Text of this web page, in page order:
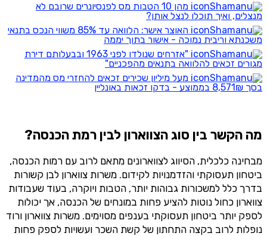
מהן 10 הטבות מס לפנסיונרים שרובם לא
מנצלים, ואיך תוכלו לנצל אותן?
האוצר אישר: הלוואה עד 85% משווי הנכס בתנאי
משכנתא וריבית נמוכה - אישור בתוך יממה
"אזרחים שנולדו לפני 1963 ובבעלותם דירת
מגורים זכאים להלוואה בתנאים מהפכניים"
מעל מיליון שכירים זכאים להחזרי מס מהמדינה
בסך 8,571₪ בממוצע - בדקו זכאות באונליין
מה הקשר בין סוג הצווארון לבין רמת הכנסה?
מבחינה כלכלית, הסיווג לצווארונים מתאם לרוב עם רמות הכנסה,
ביטחון תעסוקתי והזדמנויות לקידום. משרות צווארון לבן קשורות
בדרך כלל למשכורות גבוהות יותר, הטבות ויוקרה, בעוד שעבודות
צווארון כחול נוטות להציע פחות במונחים של הכנסה, אך יכולות
לספק יותר ביטחון תעסוקתי בענפים מסוימים. משרות צווארון ורוד
נופלות לרוב בקצה התחתון של קשת השכר ועשויות לספק פחות